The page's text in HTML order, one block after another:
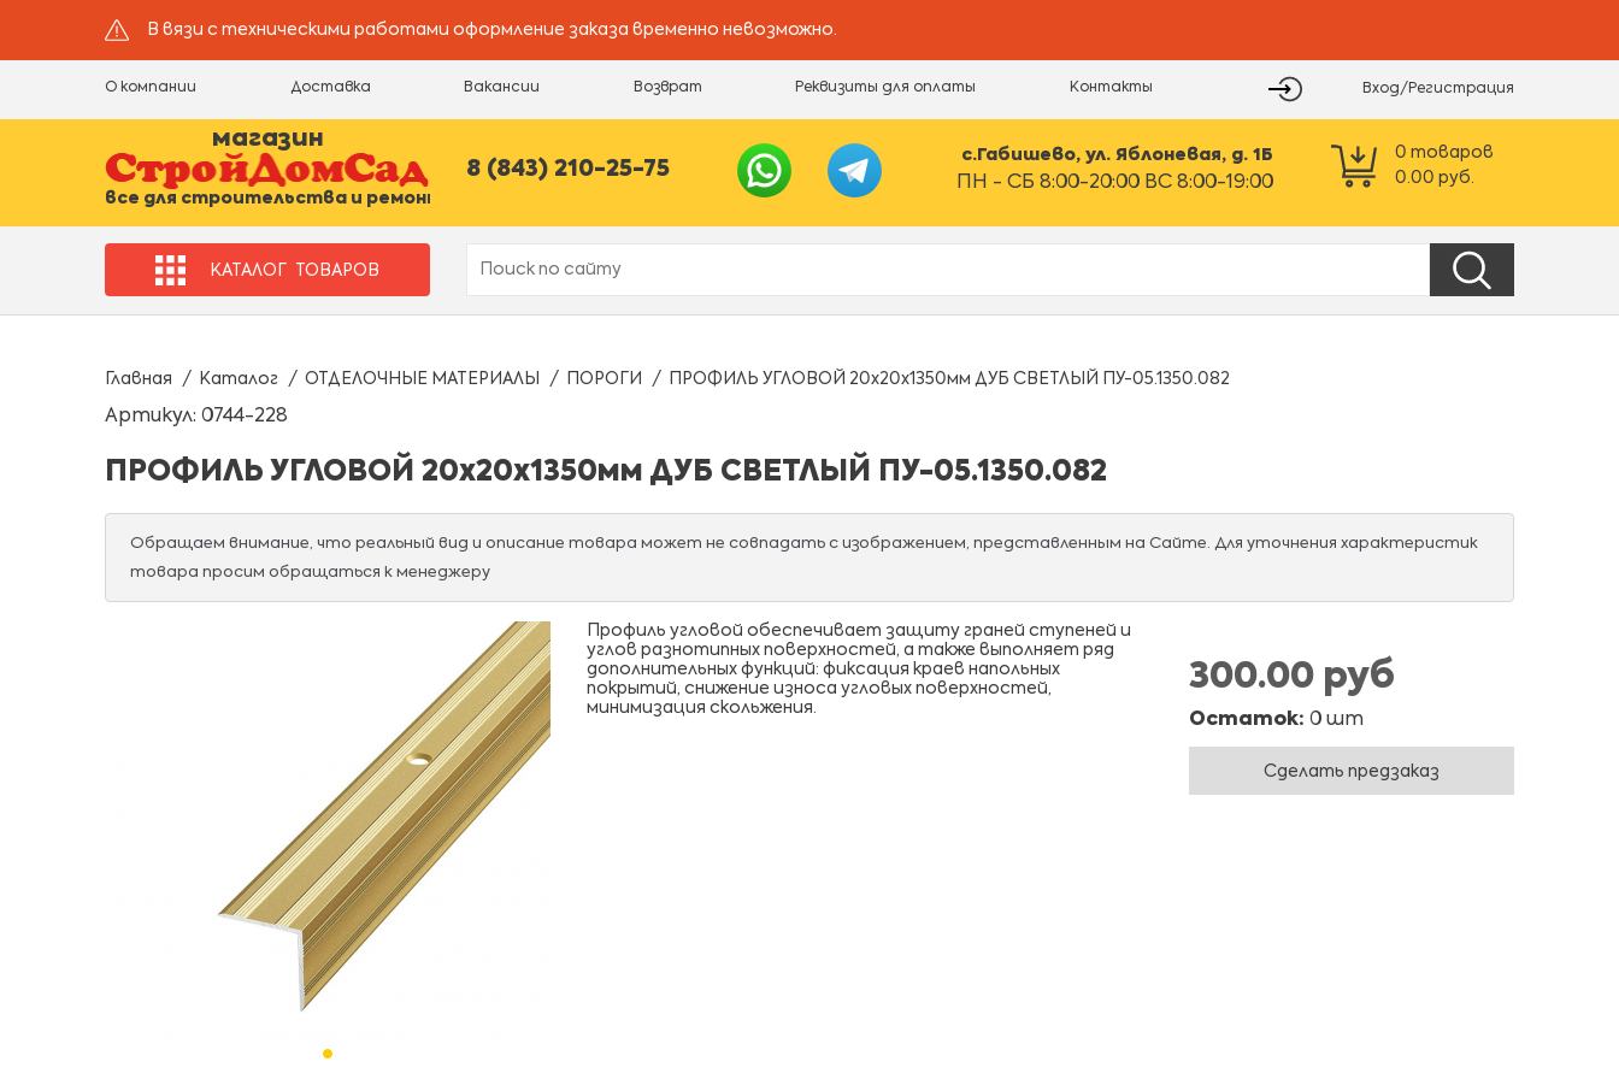
В вязи с техническими работами оформление заказа временно невозможно.
О компании Доставка Вакансии Возврат Реквизиты для оплаты Контакты Вход/Регистрация
магазин
все для строительства и ремонта
8 (843) 210-25-75
с.Габишево, ул. Яблоневая, д. 1Б
ПН - СБ 8:00-20:00 ВС 8:00-19:00
0 товаров
0.00 руб.
КАТАЛОГ ТОВАРОВ
Главная Каталог ОТДЕЛОЧНЫЕ МАТЕРИАЛЫ ПОРОГИ ПРОФИЛЬ УГЛОВОЙ 20х20х1350мм ДУБ СВЕТЛЫЙ ПУ-05.1350.082
Артикул: 0744-228
ПРОФИЛЬ УГЛОВОЙ 20х20х1350мм ДУБ СВЕТЛЫЙ ПУ-05.1350.082
Обращаем внимание, что реальный вид и описание товара может не совпадать с изображением, представленным на Сайте. Для уточнения характеристик
товара просим обращаться к менеджеру
Профиль угловой обеспечивает защиту граней ступеней и
углов разнотипных поверхностей, а также выполняет ряд
дополнительных функций: фиксация краев напольных
покрытий, снижение износа угловых поверхностей,
минимизация скольжения.
300.00 руб
Остаток: 0 шт
Сделать предзаказ